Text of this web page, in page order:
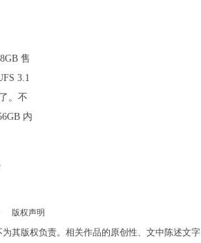
售
3.1
。不
内
版权声明
其版权负责。相关作品的原创性、文中陈述文字